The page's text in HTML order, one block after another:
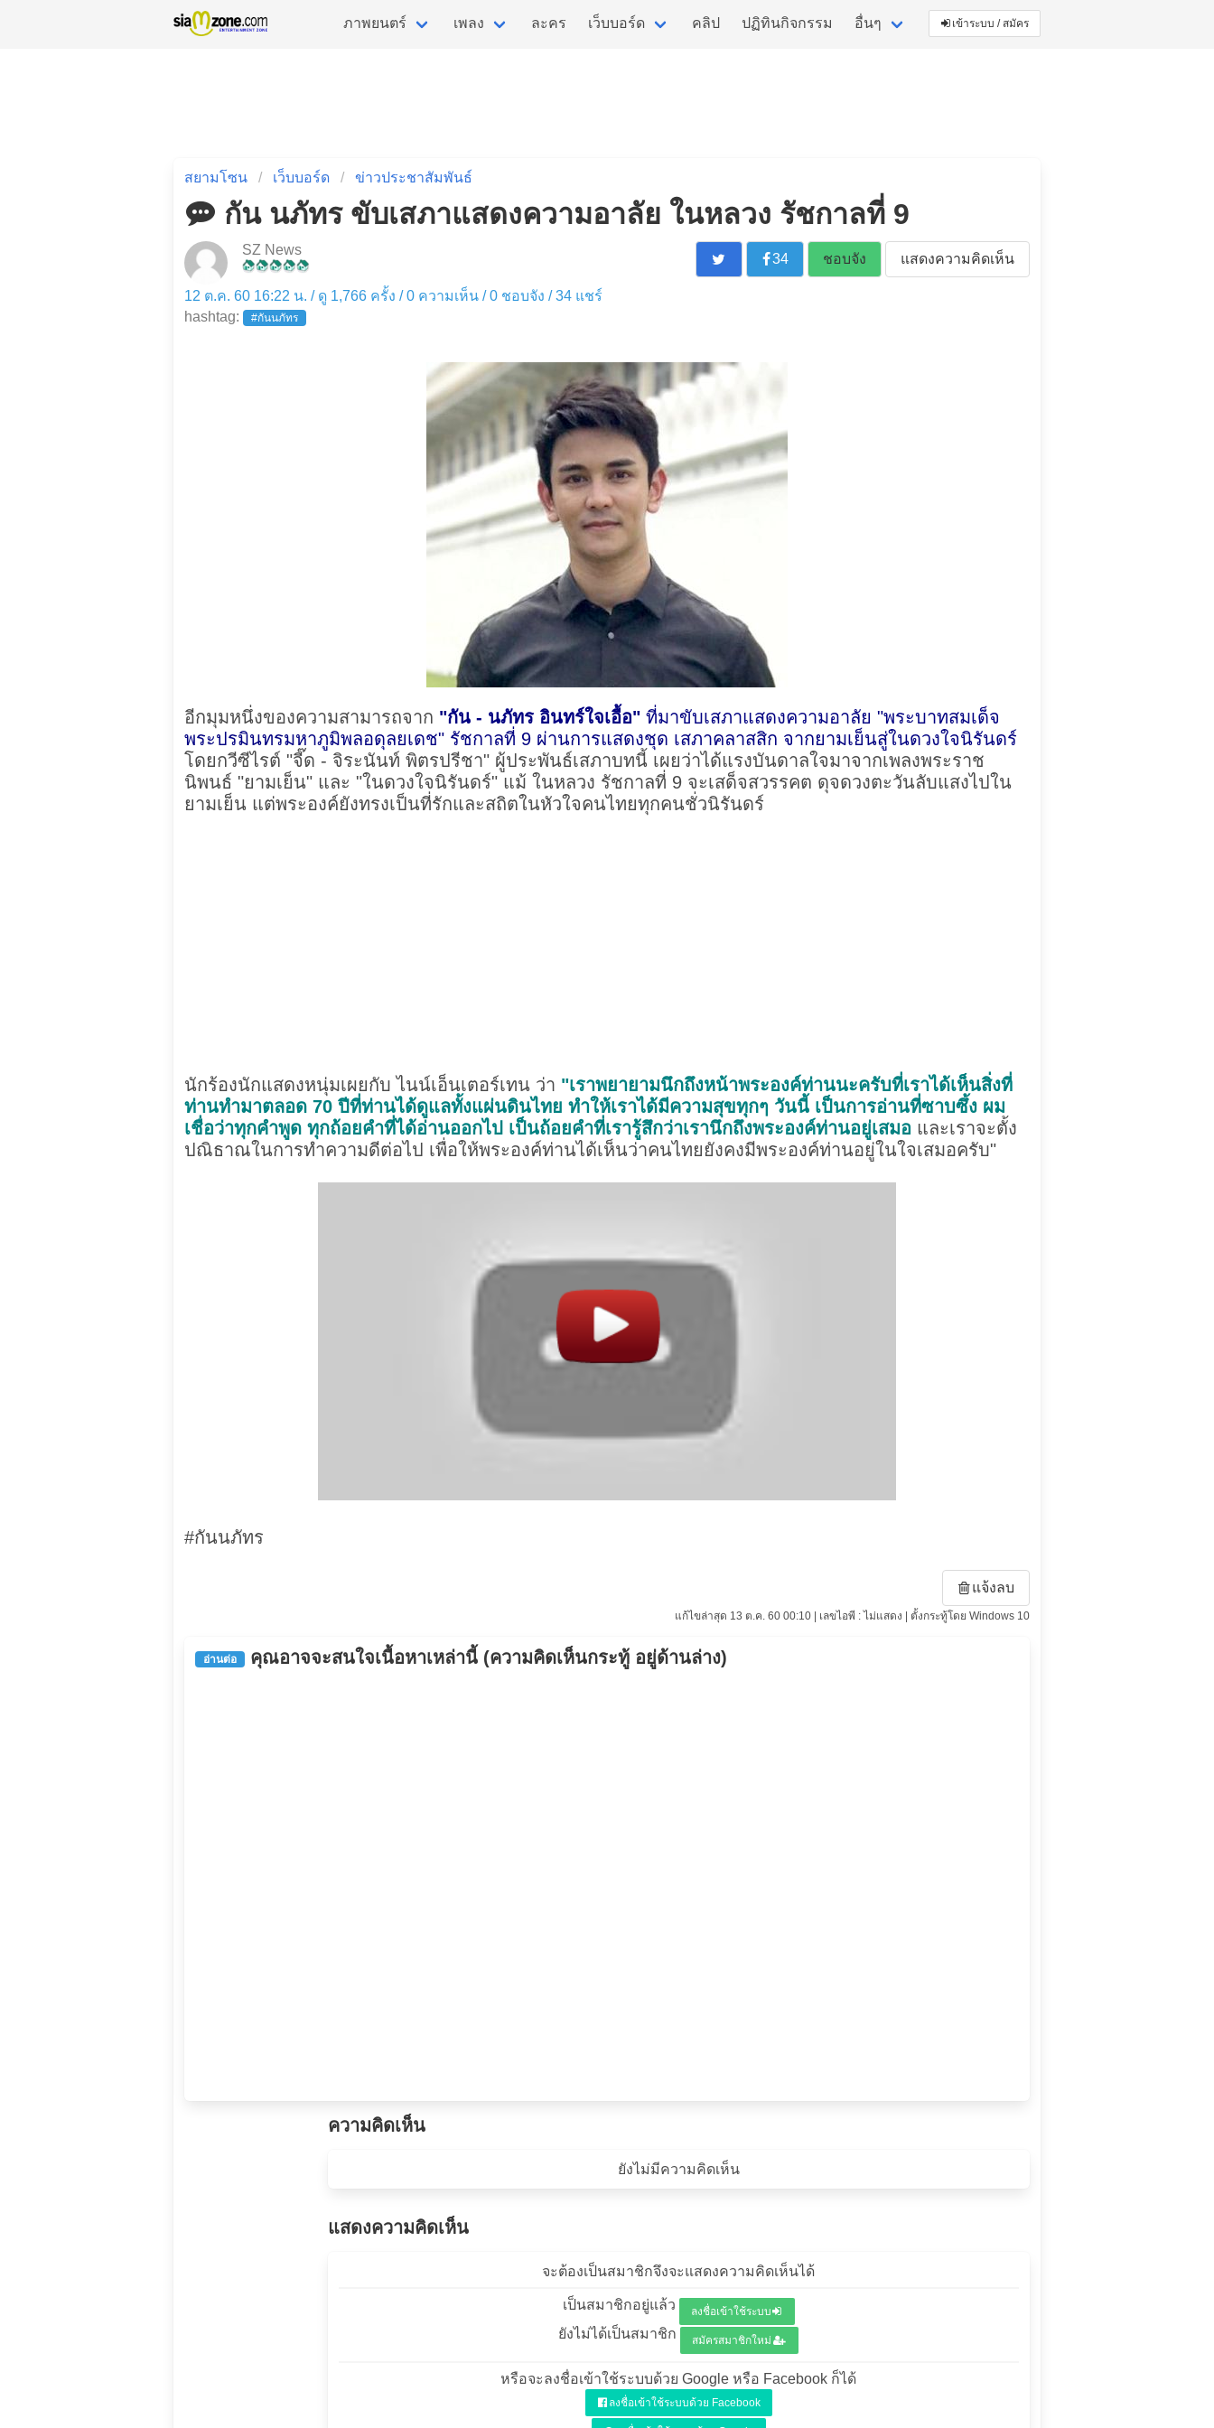
ภาพยนตร์ เพลง ละคร เว็บบอร์ด คลิป ปฏิทินกิจกรรม อื่นๆ เข้าระบบ / สมัคร
สยามโซน เว็บบอร์ด ข่าวประชาสัมพันธ์
กัน นภัทร ขับเสภาแสดงความอาลัย ในหลวง รัชกาลที่ 9
SZ News
34 ชอบจัง แสดงความคิดเห็น
12 ต.ค. 60 16:22 น. / ดู 1,766 ครั้ง / 0 ความเห็น /0 ชอบจัง /34 แชร์
hashtag:
#กันนภัทร
อีกมุมหนึ่งของความสามารถจาก "กัน - นภัทร อินทร์ใจเอื้อ" ที่มาขับเสภาแสดงความอาลัย "พระบาทสมเด็จ
พระปรมินทรมหาภูมิพลอดุลยเดช" รัชกาลที่ 9 ผ่านการแสดงชุด เสภาคลาสสิก จากยามเย็นสู่ในดวงใจนิรันดร์
โดยกวีซีไรต์ "จี๊ด - จิระนันท์ พิตรปรีชา" ผู้ประพันธ์เสภาบทนี้ เผยว่าได้แรงบันดาลใจมาจากเพลงพระราช
นิพนธ์ "ยามเย็น" และ "ในดวงใจนิรันดร์" แม้ ในหลวง รัชกาลที่ 9 จะเสด็จสวรรคต ดุจดวงตะวันลับแสงไปใน
ยามเย็น แต่พระองค์ยังทรงเป็นที่รักและสถิตในหัวใจคนไทยทุกคนชั่วนิรันดร์
นักร้องนักแสดงหนุ่มเผยกับ ไนน์เอ็นเตอร์เทน ว่า "เราพยายามนึกถึงหน้าพระองค์ท่านนะครับที่เราได้เห็นสิ่งที่
ท่านทำมาตลอด 70 ปีที่ท่านได้ดูแลทั้งแผ่นดินไทย ทำให้เราได้มีความสุขทุกๆ วันนี้ เป็นการอ่านที่ซาบซึ้ง ผม
เชื่อว่าทุกคำพูด ทุกถ้อยคำที่ได้อ่านออกไป เป็นถ้อยคำที่เรารู้สึกว่าเรานึกถึงพระองค์ท่านอยู่เสมอ และเราจะตั้ง
ปณิธาณในการทำความดีต่อไป เพื่อให้พระองค์ท่านได้เห็นว่าคนไทยยังคงมีพระองค์ท่านอยู่ในใจเสมอครับ"
#กันนภัทร
แจ้งลบ
แก้ไขล่าสุด 13 ต.ค. 60 00:10 | เลขไอพี : ไม่แสดง | ตั้งกระทู้โดย Windows 10
อ่านต่อ คุณอาจจะสนใจเนื้อหาเหล่านี้ (ความคิดเห็นกระทู้ อยู่ด้านล่าง)
ความคิดเห็น
ยังไม่มีความคิดเห็น
แสดงความคิดเห็น
จะต้องเป็นสมาชิกจึงจะแสดงความคิดเห็นได้
เป็นสมาชิกอยู่แล้ว ลงชื่อเข้าใช้ระบบ
ยังไม่ได้เป็นสมาชิก สมัครสมาชิกใหม่
หรือจะลงชื่อเข้าใช้ระบบด้วย Google หรือ Facebook ก็ได้
ลงชื่อเข้าใช้ระบบด้วย Facebook